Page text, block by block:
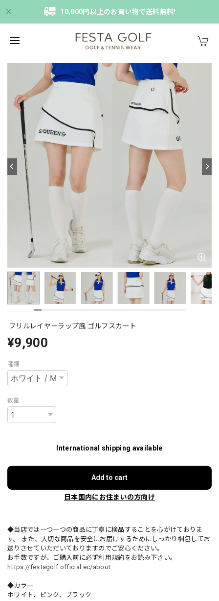
10,000円以上のお買い物で送料無料!
フリルレイヤーラップ風 ゴルフスカート
¥9,900
種類
数量
International shipping available
Add to cart
日本国内にお住まいの方向け
◆当店では一つ一つの商品に丁寧に検品することを心がけておりま
す。 また、大切な商品を安全にお届けするためにしっかり梱包してお
送りさせていただいておりますのでご安心ください。
お手数ですが、ご購入前に必ず利用規約をお読み下さい。
https://festagolf.official.ec/about
◆カラー
ホワイト、ピンク、ブラック